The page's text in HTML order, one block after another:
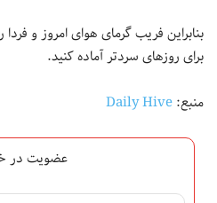
بنابراین فریب گرمای هوای امروز و
برای روزهای سردتر آماده کنید.
منبع:Daily Hive
عضویت در